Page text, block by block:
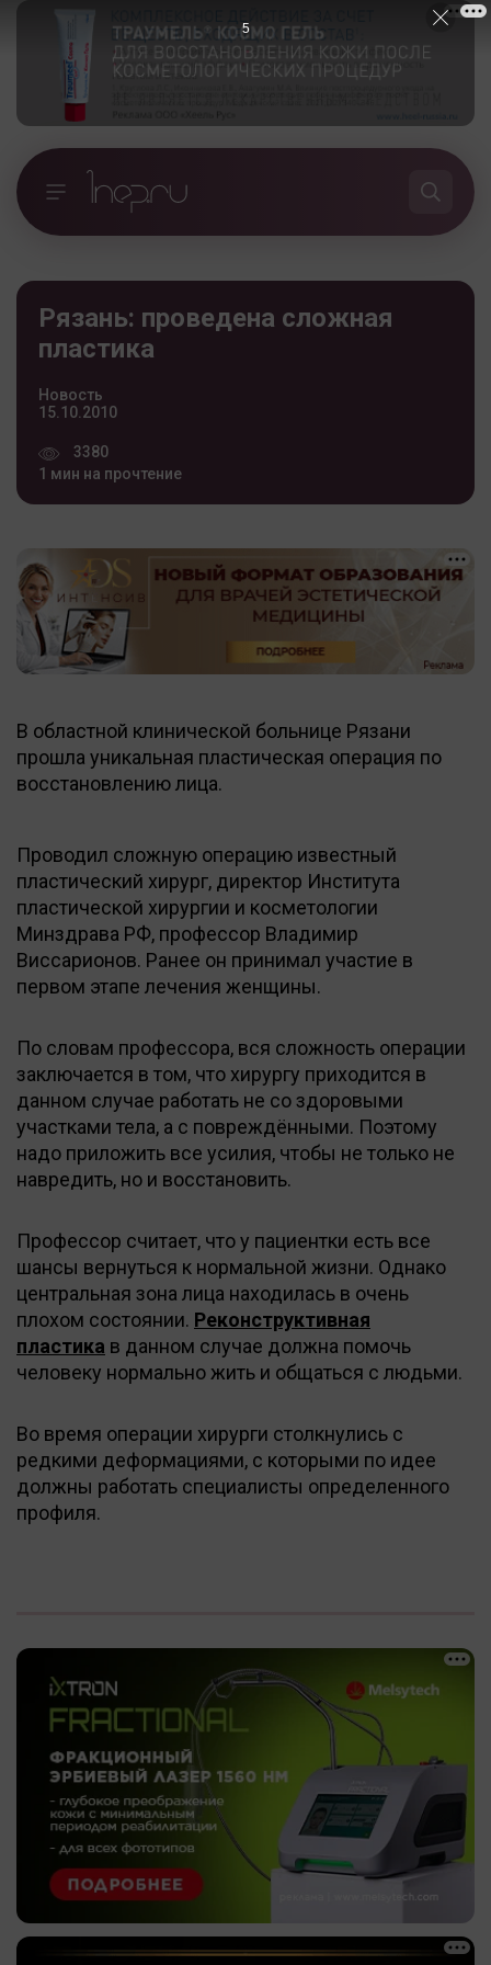
Рязань: проведена сложная
пластика
Новость
15.10.2010
3380
1 мин на прочтение
В областной клинической больнице Рязани
прошла уникальная пластическая операция по
восстановлению лица.
Проводил сложную операцию известный
пластический хирург, директор Института
пластической хирургии и косметологии
Минздрава РФ, профессор Владимир
Виссарионов. Ранее он принимал участие в
первом этапе лечения женщины.
По словам профессора, вся сложность операции
заключается в том, что хирургу приходится в
данном случае работать не со здоровыми
участками тела, а с повреждёнными. Поэтому
надо приложить все усилия, чтобы не только не
навредить, но и восстановить.
Профессор считает, что у пациентки есть все
шансы вернуться к нормальной жизни. Однако
центральная зона лица находилась в очень
плохом состоянии. Реконструктивная
пластика в данном случае должна помочь
человеку нормально жить и общаться с людьми.
Во время операции хирурги столкнулись с
редкими деформациями, с которыми по идее
должны работать специалисты определенного
профиля.
4